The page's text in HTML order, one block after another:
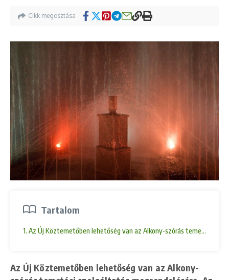
Cikk megosztása
Tartalom
1. Az Új Köztemetőben lehetőség van az Alkony-szórás temetési
Az Új Köztemetőben lehetőség van az Alkony-